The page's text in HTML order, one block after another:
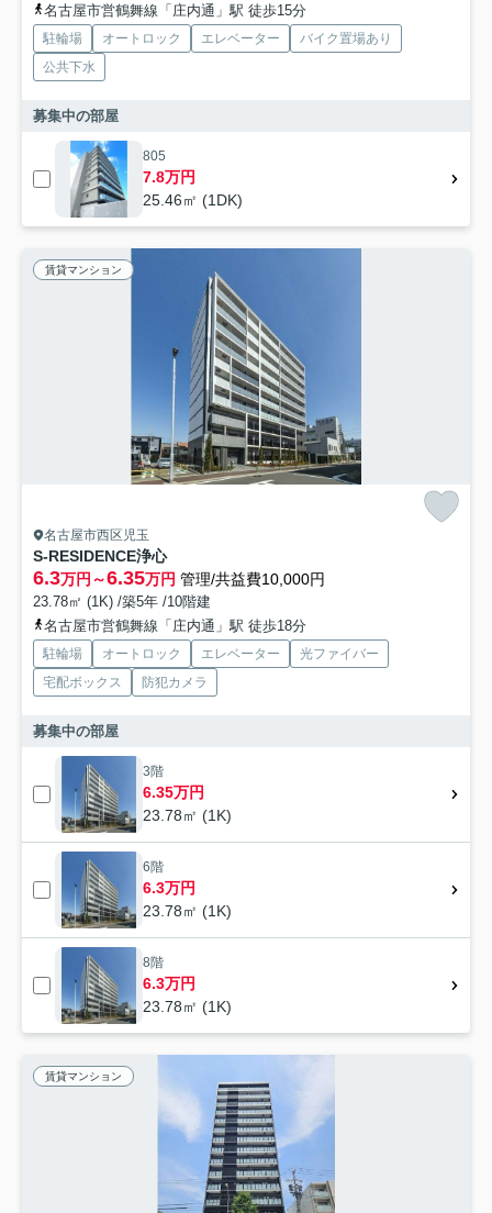
名古屋市営鶴舞線「庄内通」駅 徒歩15分
駐輪場 オートロック エレベーター
バイク置場あり
公共下水
募集中の部屋
805
7.8万円
25.46㎡ (1DK)
賃貸マンション
名古屋市西区児玉
S-RESIDENCE浄心
6.3万円～6.35万円 管理/共益費10,000円
23.78㎡ (1K) /築5年 /10階建
名古屋市営鶴舞線「庄内通」駅 徒歩18分
駐輪場 オートロック エレベーター
光ファイバー
宅配ボックス
防犯カメラ
募集中の部屋
3階
6.35万円
23.78㎡ (1K)
6階
6.3万円
23.78㎡ (1K)
8階
6.3万円
23.78㎡ (1K)
賃貸マンション